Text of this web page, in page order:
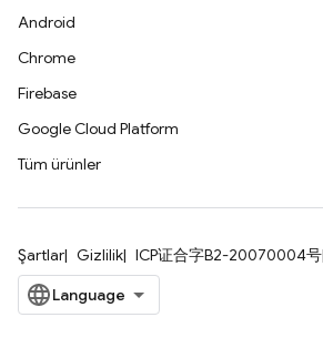
Android
Chrome
Firebase
Google Cloud Platform
Tüm ürünler
Şartlar Gizlilik ICP证合字B2-20070004号